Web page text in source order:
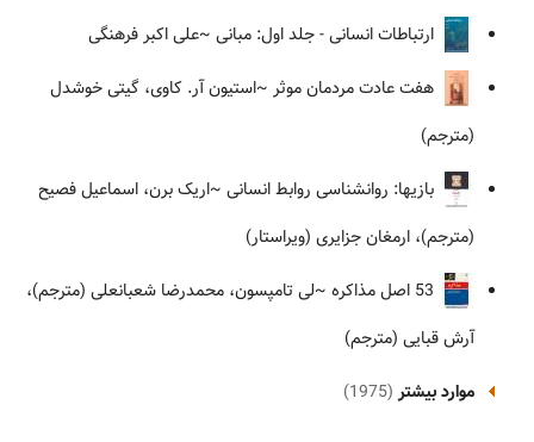
ارتباطات انسانی - جلد اول: مبانی ~علی اکبر فرهنگی
هفت عادت مردمان موثر ~استیون آر. کاوی، گیتی خوشدل
(مترجم)
بازیها: روانشناسی روابط انسانی ~اریک برن، اسماعیل فصیح
(مترجم)، ارمغان جزایری (ویراستار)
~لی تامپسون، محمدرضا شعبانعلی (مترجم)،
آرش قبایی (مترجم)
موارد بیشتر (1975)